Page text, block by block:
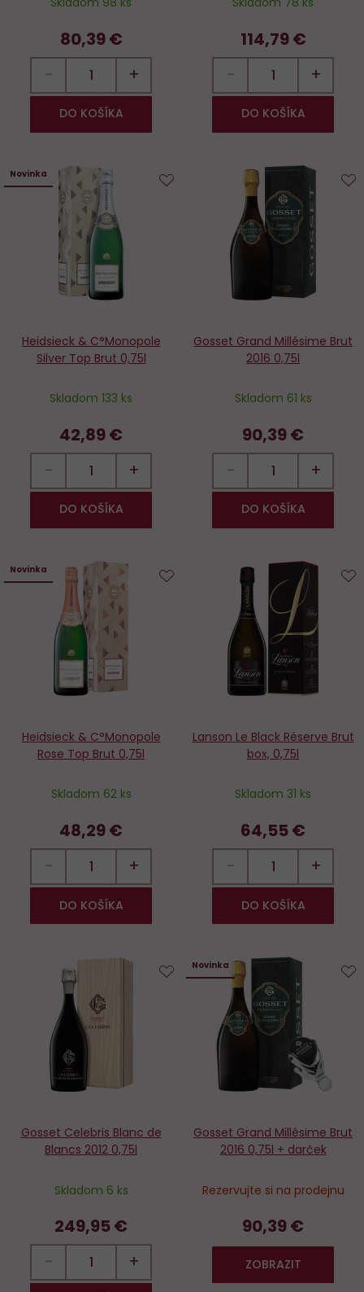
80,39 €
− +
DO KOŠÍKA
114,79 €
− +
DO KOŠÍKA
Novinka
Heidsieck & C°Monopole
Silver Top Brut 0,75l
Skladom 133 ks
42,89 €
− +
DO KOŠÍKA
obľúbených
Gosset Grand Millésime Brut
2016 0,75l
Skladom 61 ks
90,39 €
− +
DO KOŠÍKA
Novinka
Heidsieck & C°Monopole
Rose Top Brut 0,75l
Skladom 62 ks
48,29 €
− +
DO KOŠÍKA
obľúbených
Lanson Le Black Réserve Brut
box, 0,75l
Skladom 31 ks
64,55 €
− +
DO KOŠÍKA
Gosset Celebris Blanc de
Blancs 2012 0,75l
Skladom 6 ks
249,95 €
− +
obľúbených
Novinka
Gosset Grand Millésime Brut
2016 0,75l + darček
Rezervujte si na prodejnu
90,39 €
ZOBRAZIT